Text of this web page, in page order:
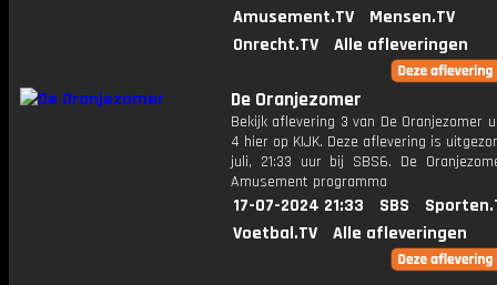
Amusement.TV
Mensen.TV
Onrecht.TV
Alle afleveringen
De Oranjezomer
Bekijk aflevering 3 van De Oranjezomer
4 hier op KIJK. Deze aflevering is
juli, 21:33 uur bij SBS6. De
Amusement programma
17-07-2024 21:33 SBS
Voetbal.TV
Alle afleveringen